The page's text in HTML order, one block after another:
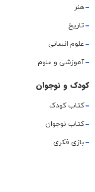
هنر
تاریخ
علوم انسانی
آموزشی و علوم
کودک و نوجوان
کتاب کودک
کتاب نوجوان
بازی فکری